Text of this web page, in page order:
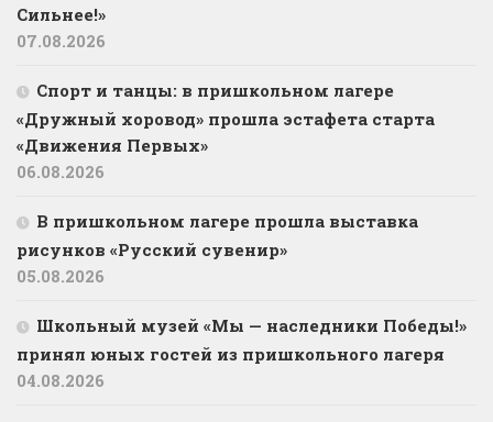
Сильнее!»
07.08.2026
Спорт и танцы: в пришкольном лагере
«Дружный хоровод» прошла эстафета старта
«Движения Первых»
06.08.2026
В пришкольном лагере прошла выставка
рисунков «Русский сувенир»
05.08.2026
Школьный музей «Мы — наследники Победы!»
принял юных гостей из пришкольного лагеря
04.08.2026